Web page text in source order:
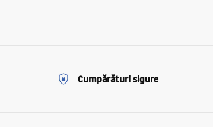
Cumpărături sigure